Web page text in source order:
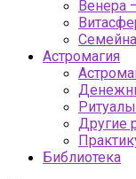
Венера
Астромагия
Другие
Библиотека